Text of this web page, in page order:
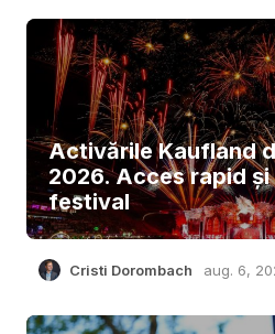
Activările Kaufland
2026. Acces rapid și
festival
Cristi Dorombach aug. 6,